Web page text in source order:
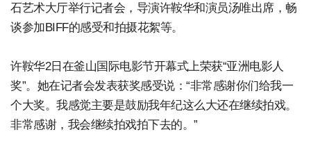
石艺术大厅举行记者会，导演许鞍华和演员汤唯出席，畅
谈参加BIFF的感受和拍摄花絮等。
许鞍华2日在釜山国际电影节开幕式上荣获“亚洲电影人
奖”。她在记者会发表获奖感受说：“非常感谢你们给我一
个大奖。我感觉主要是鼓励我年纪这么大还在继续拍戏。
非常感谢，我会继续拍戏拍下去的。”